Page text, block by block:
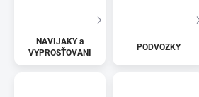
NAVIJAKY a
VYPROSŤOVANIE
PODVOZKY